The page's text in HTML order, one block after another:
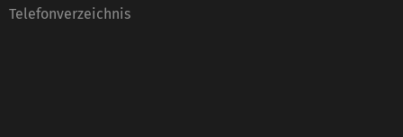
Telefonverzeichnis